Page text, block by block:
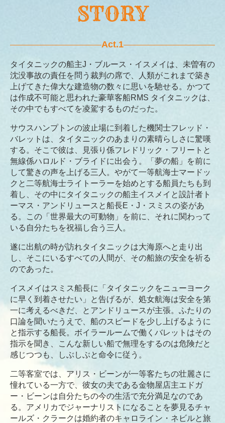
STORY
Act.1
タイタニックの船主J・ブルース・イスメイは、未曽有の
沈没事故の責任を問う裁判の席で、人類がこれまで築き
上げてきた偉大な建造物の数々に思いを馳せる。かつて
は作成不可能と思われた豪華客船RMS タイタニックは、
その中でもすべてを凌駕するものだった。
サウスハンプトンの波止場に到着した機関士フレッド・
バレットは、タイタニックのあまりの素晴らしさに驚嘆
する。そこで彼は、見張り係フレドリック・フリートと
無線係ハロルド・ブライドに出会う。「夢の船」を前に
して驚きの声を上げる三人。やがて一等航海士マードッ
クと二等航海士ライトーラーを始めとする船員たちも到
着し、その中にタイタニックの船主イスメイと設計者ト
ーマス・アンドリュースと船長E・J・スミスの姿があ
る。この「世界最大の可動物」を前に、それに関わって
いる自分たちを祝福し合う三人。
遂に出航の時が訪れタイタニックは大海原へと走り出
し、そこにいるすべての人間が、その船旅の安全を祈る
のであった。
イスメイはスミス船長に「タイタニックをニューヨーク
に早く到着させたい」と告げるが、処女航海は安全を第
一に考えるべきだ、とアンドリュースが主張。ふたりの
口論を聞いたうえで、船のスピードを少し上げるように
と指示する船長。ボイラールームで働くバレットはその
指示を聞き、こんな新しい船で無理をするのは危険だと
感じつつも、しぶしぶと命令に従う。
二等客室では、アリス・ビーンが一等客たちの壮麗さに
憧れている一方で、彼女の夫である金物屋店主エドガ
ー・ビーンは自分たちの今の生活で充分満足なのであ
る。アメリカでジャーナリストになることを夢見るチャ
ールズ・クラークは婚約者のキャロライン・ネビルと旅